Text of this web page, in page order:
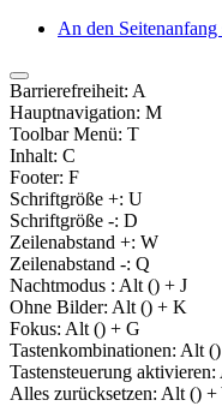
An den Seitenanfang
Barrierefreiheit: A
Hauptnavigation: M
Toolbar Menü: T
Inhalt: C
Footer: F
Schriftgröße +: U
Schriftgröße -: D
Zeilenabstand +: W
Zeilenabstand -: Q
Nachtmodus : Alt () + J
Ohne Bilder: Alt () + K
Fokus: Alt () + G
Tastenkombinationen: Alt (
Tastensteuerung aktivieren:
Alles zurücksetzen: Alt () +